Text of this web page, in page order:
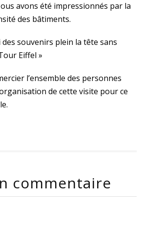
avons été impressionnés par la
des bâtiments.
souvenirs plein la tête sans
Eiffel »
l’ensemble des personnes
de cette visite pour ce
commentaire